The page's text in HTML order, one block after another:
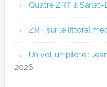
Quatre ZRT à
ZRT sur le littoral
Un vol, un pilote :
2026